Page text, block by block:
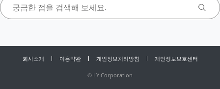
회사소개 이용약관 개인정보처리방침 개인정보보호센터
© LY Corporation